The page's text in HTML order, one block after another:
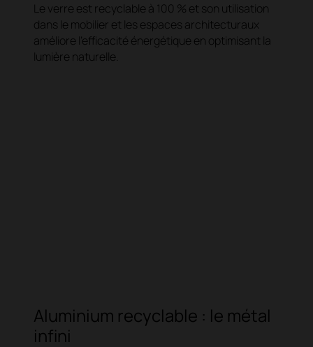
Le verre est recyclable à 100 % et son utilisation
dans le mobilier et les espaces architecturaux
améliore l'efficacité énergétique en optimisant la
lumière naturelle.
Aluminium recyclable : le métal
infini